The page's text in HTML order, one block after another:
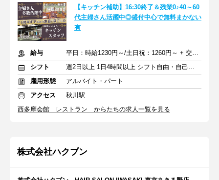
【キッチン補助】16:30終了＆残業0♪40～60
代主婦さん活躍中◎盛付中心で無料まかない
有
給与
平日：時給1230円～/土日祝：1260円～ + 交通費規定支給
シフト
週2日以上 1日4時間以上 シフト自由・自己申告
雇用形態
アルバイト・パート
アクセス
秋川駅
西多摩会館 レストラン からたちの求人一覧を見る
株式会社ハクブン